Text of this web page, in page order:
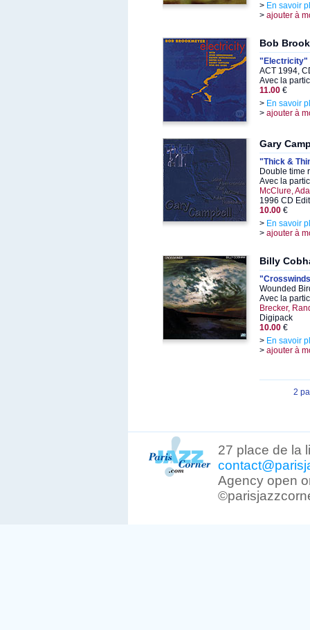
> En savoir
> ajouter à
Bob
"Electricity"
ACT 1994,
Avec la
11.00 €
> En savoir
> ajouter à
Gary
"Thick &
Double time
Avec la
McClure,
1996 CD
10.00 €
> En savoir
> ajouter à
Billy
Wounded
Avec la
Brecker,
Digipack
10.00 €
> En savoir
> ajouter à
2
27 place de la
Agency open